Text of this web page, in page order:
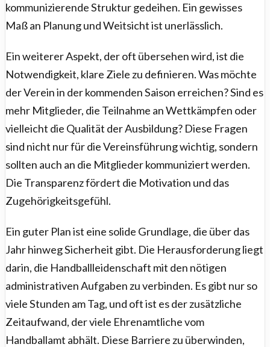
kommunizierende Struktur gedeihen. Ein gewisses
Maß an Planung und Weitsicht ist unerlässlich.
Ein weiterer Aspekt, der oft übersehen wird, ist die
Notwendigkeit, klare Ziele zu definieren. Was möchte
der Verein in der kommenden Saison erreichen? Sind es
mehr Mitglieder, die Teilnahme an Wettkämpfen oder
vielleicht die Qualität der Ausbildung? Diese Fragen
sind nicht nur für die Vereinsführung wichtig, sondern
sollten auch an die Mitglieder kommuniziert werden.
Die Transparenz fördert die Motivation und das
Zugehörigkeitsgefühl.
Ein guter Plan ist eine solide Grundlage, die über das
Jahr hinweg Sicherheit gibt. Die Herausforderung liegt
darin, die Handballleidenschaft mit den nötigen
administrativen Aufgaben zu verbinden. Es gibt nur so
viele Stunden am Tag, und oft ist es der zusätzliche
Zeitaufwand, der viele Ehrenamtliche vom
Handballamt abhält. Diese Barriere zu überwinden,